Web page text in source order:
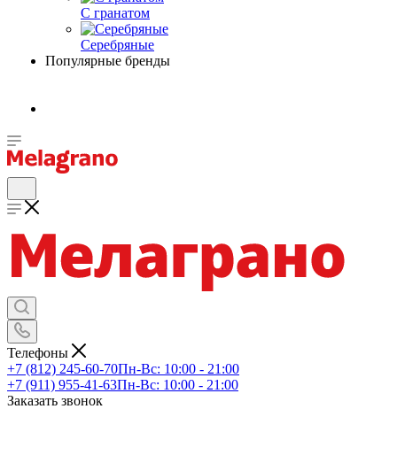
С гранатом
Серебряные
Популярные бренды
Телефоны
+7 (812) 245-60-70Пн-Вс: 10:00 - 21:00
+7 (911) 955-41-63Пн-Вс: 10:00 - 21:00
Заказать звонок